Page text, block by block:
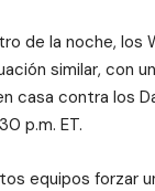
de la noche, los
similar, con
casa contra los
p.m. ET.
equipos forzar